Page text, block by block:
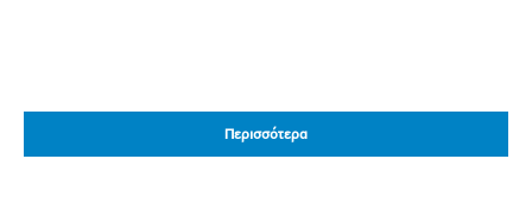
Περισσότερα
Περισσότερα